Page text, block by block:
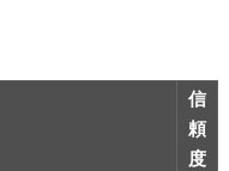
信
頼
度